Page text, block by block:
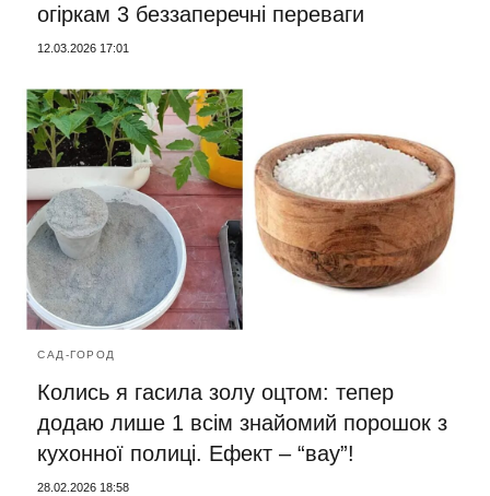
огіркам 3 беззаперечні переваги
12.03.2026 17:01
САД-ГОРОД
Колись я гасила золу оцтом: тепер
додаю лише 1 всім знайомий порошок з
кухонної полиці. Ефект – “вау”!
28.02.2026 18:58